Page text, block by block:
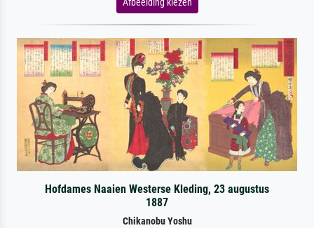
Hofdames Naaien Westerse Kleding, 23 augustus
1887
Chikanobu Yoshu